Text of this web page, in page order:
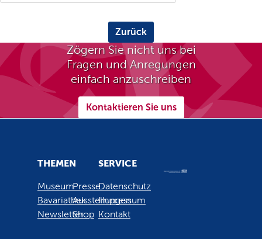
Zurück
Zögern Sie nicht uns bei
Fragen und Anregungen
einfach anzuschreiben
Kontaktieren Sie uns
THEMEN
Museum
Bavariathek
Newsletter
Presse
Ausstellungen
Shop
SERVICE
Datenschutz
Impressum
Kontakt